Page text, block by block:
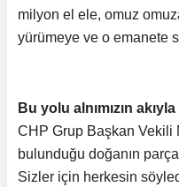
milyon el ele, omuz
yürümeye ve o emanete
Bu yolu alnımızın
CHP Grup Başkan Vekili
bulunduğu doğanın
Sizler için herkesin